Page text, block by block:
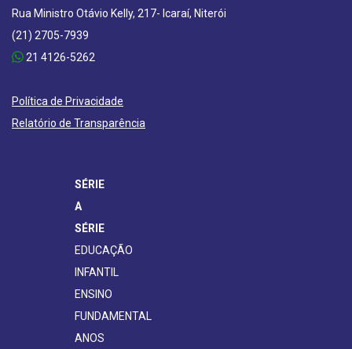
Rua Ministro Otávio Kelly, 217- Icaraí, Niterói
(21) 2705-7939
21 4126-5262
Política de Privacidade
Relatório de Transparência
SÉRIE
A
SÉRIE
EDUCAÇÃO
INFANTIL
ENSINO
FUNDAMENTAL
ANOS